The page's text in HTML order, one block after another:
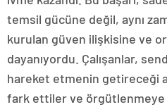
temsil gücüne değil, aynı
kurulan güven ilişkisine ve
dayanıyordu. Çalışanlar,
hareket etmenin getireceği
fark ettiler ve örgütlenmeye